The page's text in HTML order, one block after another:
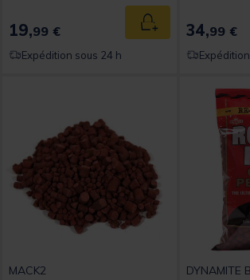
19,99 € Ajouter au panier
Expédition sous 24 h
34,99 €
MACK2 DYNAMITE